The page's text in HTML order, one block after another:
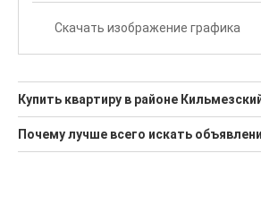
Скачать изображение графика
Купить квартиру в районе
Поможем Купить квартиру в районе
Воспользуйтесь нашим поиском по
Почему лучше всего искать